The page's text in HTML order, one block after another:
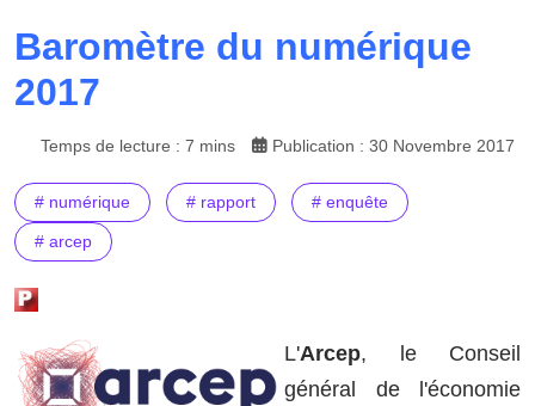
Baromètre du numérique
2017
Temps de lecture : 7 mins Publication : 30 Novembre 2017
# numérique # rapport # enquête
# arcep
L'Arcep, le Conseil
général de l'économie